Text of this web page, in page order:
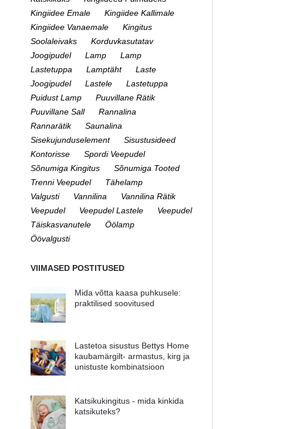
Kingiidee Emale
Kingiidee Kallimale
Kingiidee Vanaemale
Kingitus
Soolaleivaks
Korduvkasutatav
Joogipudel
Lamp
Lamp
Lastetuppa
Lamptäht
Laste
Joogipudel
Lastele
Lastetuppa
Puidust Lamp
Puuvillane Rätik
Puuvillane Sall
Rannalina
Rannarätik
Saunalina
Sisekujunduselement
Sisustusideed
Kontorisse
Spordi Veepudel
Sõnumiga Kingitus
Sõnumiga Tooted
Trenni Veepudel
Tähelamp
Valgusti
Vannilina
Vannilina Rätik
Veepudel
Veepudel Lastele
Veepudel
Täiskasvanutele
Öölamp
Öövalgusti
VIIMASED POSTITUSED
Mida võtta kaasa puhkusele:
praktilised soovitused
Lastetoa sisustus Bettys Home
kaubamärgilt- armastus, kirg ja
unistuste kombinatsioon
Katsikukingitus - mida kinkida
katsikuteks?